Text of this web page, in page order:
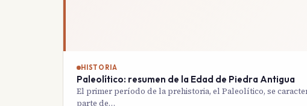
HISTORIA
Paleolítico: resumen de la Edad de Piedra Antigua
El primer período de la prehistoria, el Paleolítico, se
parte de…